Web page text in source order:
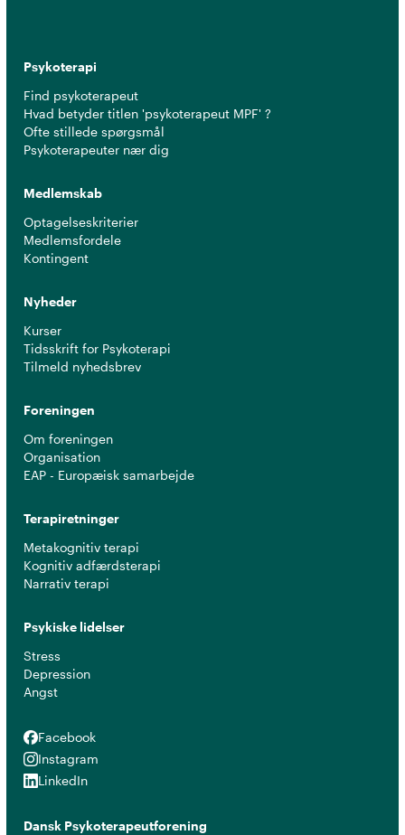
Psykoterapi
Find psykoterapeut
Hvad betyder titlen 'psykoterapeut MPF' ?
Ofte stillede spørgsmål
Psykoterapeuter nær dig
Medlemskab
Optagelseskriterier
Medlemsfordele
Kontingent
Nyheder
Kurser
Tidsskrift for Psykoterapi
Tilmeld nyhedsbrev
Foreningen
Om foreningen
Organisation
EAP - Europæisk samarbejde
Terapiretninger
Metakognitiv terapi
Kognitiv adfærdsterapi
Narrativ terapi
Psykiske lidelser
Stress
Depression
Angst
Facebook
Facebook
Instagram
Instagram
LinkedIn
LinkedIn
Dansk Psykoterapeutforening